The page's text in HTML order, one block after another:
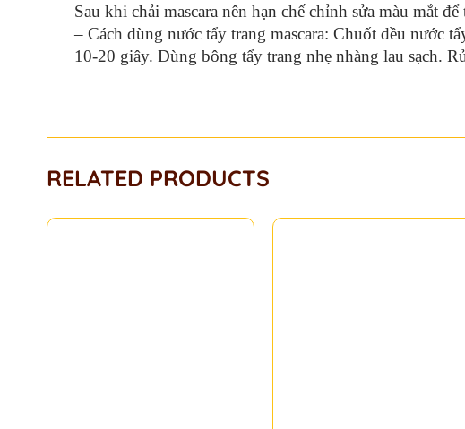
Sau khi chải mascara nên hạn chế chỉnh sửa màu mắt
– Cách dùng nước tẩy trang mascara: Chuốt đều nước
10-20 giây. Dùng bông tẩy trang nhẹ nhàng lau sạch.
RELATED PRODUCTS